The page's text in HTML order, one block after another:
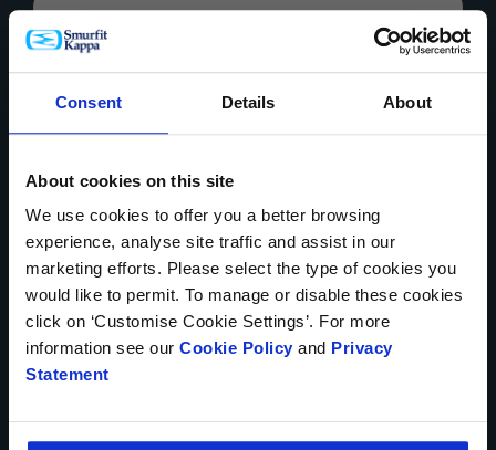
Consent Details About
About cookies on this site
We use cookies to offer you a better browsing
experience, analyse site traffic and assist in our
marketing efforts. Please select the type of cookies you
would like to permit. To manage or disable these cookies
click on ‘Customise Cookie Settings’. For more
information see our Cookie Policy and Privacy
Statement
NÚMERO TELEFÓNICO
CIUDAD*